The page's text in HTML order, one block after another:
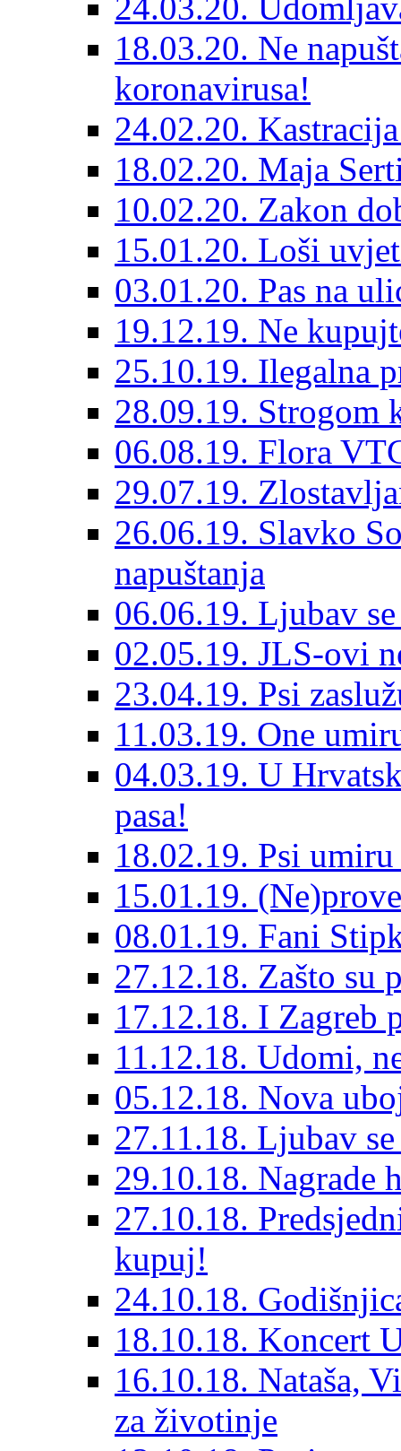
18.03.20. Ne
koronavirusa!
24.02.20.
18.02.20. Maja
10.02.20. Zakon
15.01.20. Loši
03.01.20. Pas na
19.12.19. Ne
25.10.19. Ilegalna
28.09.19. Strogom
06.08.19. Flora
29.07.19.
26.06.19. Slavko
napuštanja
06.06.19. Ljubav
02.05.19. JLS-ovi
23.04.19. Psi
11.03.19. One
04.03.19. U
pasa!
18.02.19. Psi
15.01.19.
08.01.19. Fani
27.12.18. Zašto su
17.12.18. I Zagreb
11.12.18. Udomi,
05.12.18. Nova
27.11.18. Ljubav
29.10.18. Nagrade
27.10.18.
kupuj!
24.10.18.
18.10.18. Koncert
16.10.18. Nataša,
za životinje